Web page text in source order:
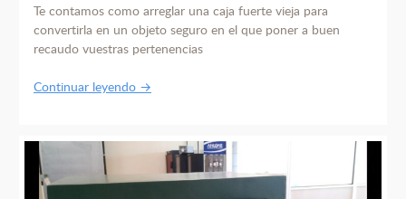
Te contamos como arreglar una caja fuerte vieja para
convertirla en un objeto seguro en el que poner a buen
recaudo vuestras pertenencias
Continuar leyendo →